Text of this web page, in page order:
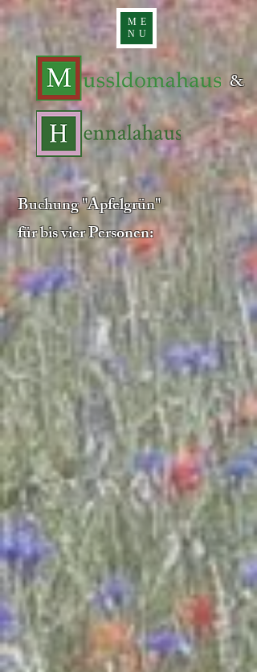
&
ME
NU
Buchung "Apfelgrün"
für bis vier Personen: